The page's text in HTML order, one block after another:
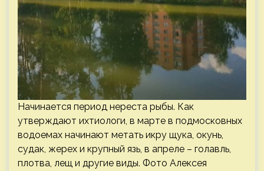
Начинается период нереста рыбы. Как
утверждают ихтиологи, в марте в подмосковных
водоемах начинают метать икру щука, окунь,
судак, жерех и крупный язь, в апреле – голавль,
плотва, лещ и другие виды. Фото Алексея